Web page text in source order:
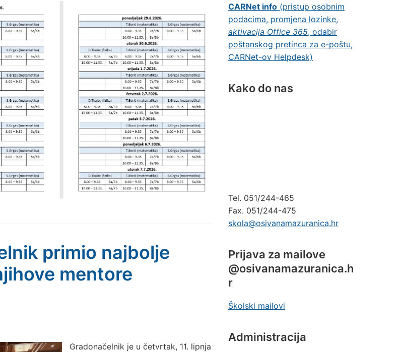
primio najbolje
mentore
Gradonačelnik je u četvrtak, 11. lipnja
CARNet info (pristup osobnim
podacima, promjena lozinke,
aktivacija Office 365, odabir
poštanskog pretinca za e-poštu,
CARNet-ov Helpdesk)
Kako do nas
Tel. 051/244-465
Fax. 051/244-475
skola@osivanamazuranica.hr
Prijava za mailove
@osivanamazuranica.h
r
Školski mailovi
Administracija